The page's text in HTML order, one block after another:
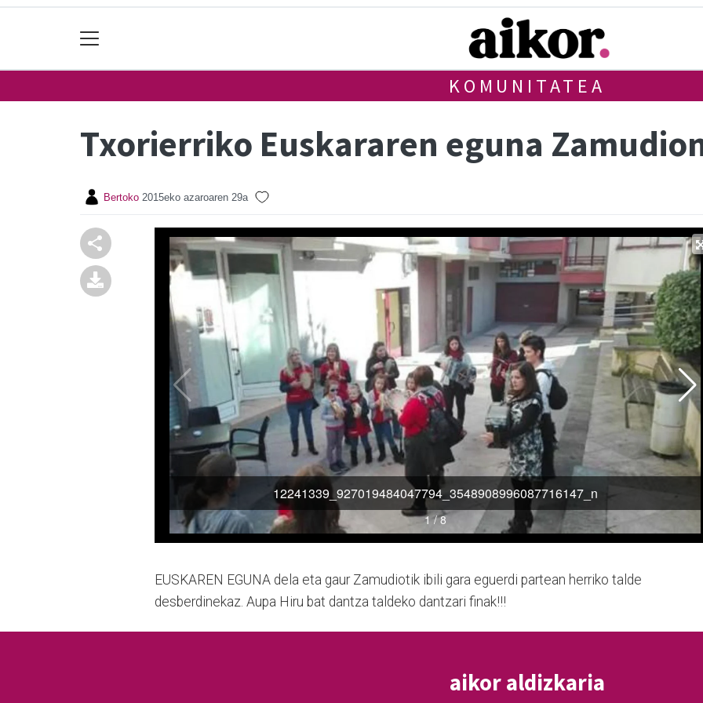
KOMUNITATEA
Txorierriko Euskararen eguna
Bertoko 2015eko azaroaren 29a
EUSKAREN EGUNA dela eta gaur Zamudiotik ibili gara eguerdi partean herriko talde
desberdinekaz. Aupa Hiru bat dantza taldeko dantzari finak!!!
aikor aldizkaria